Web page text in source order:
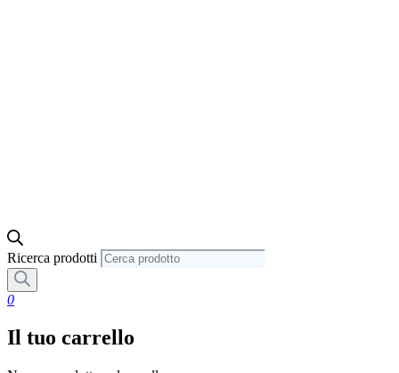
Ricerca prodotti
0
Il tuo carrello